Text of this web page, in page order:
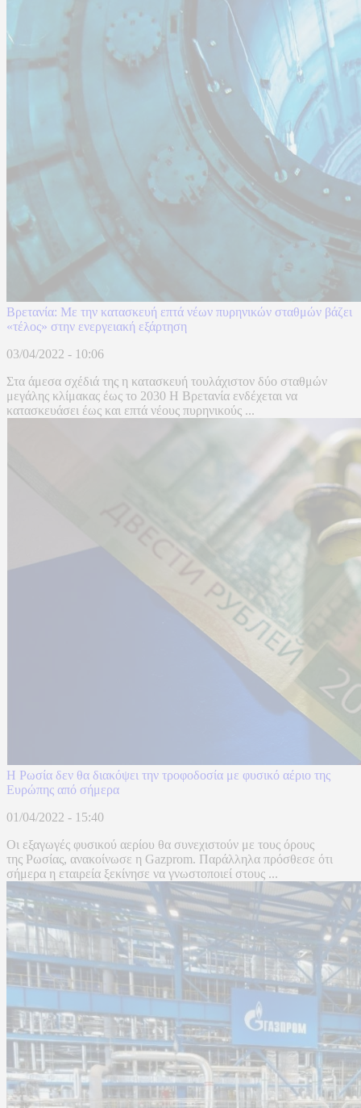
Βρετανία: Με την κατασκευή επτά νέων πυρηνικών σταθμών βάζει
«τέλος» στην ενεργειακή εξάρτηση
03/04/2022 - 10:06
Στα άμεσα σχέδιά της η κατασκευή τουλάχιστον δύο σταθμών
μεγάλης κλίμακας έως το 2030 Η Βρετανία ενδέχεται να
κατασκευάσει έως και επτά νέους πυρηνικούς ...
Η Ρωσία δεν θα διακόψει την τροφοδοσία με φυσικό αέριο της
Ευρώπης από σήμερα
01/04/2022 - 15:40
Οι εξαγωγές φυσικού αερίου θα συνεχιστούν με τους όρους
της Ρωσίας, ανακοίνωσε η Gazprom. Παράλληλα πρόσθεσε ότι
σήμερα η εταιρεία ξεκίνησε να γνωστοποιεί στους ...